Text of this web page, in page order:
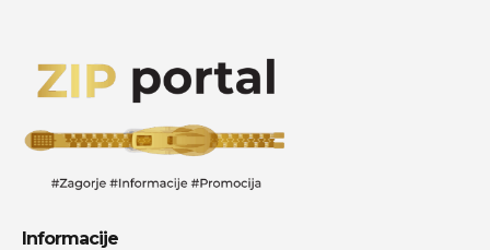
Informacije